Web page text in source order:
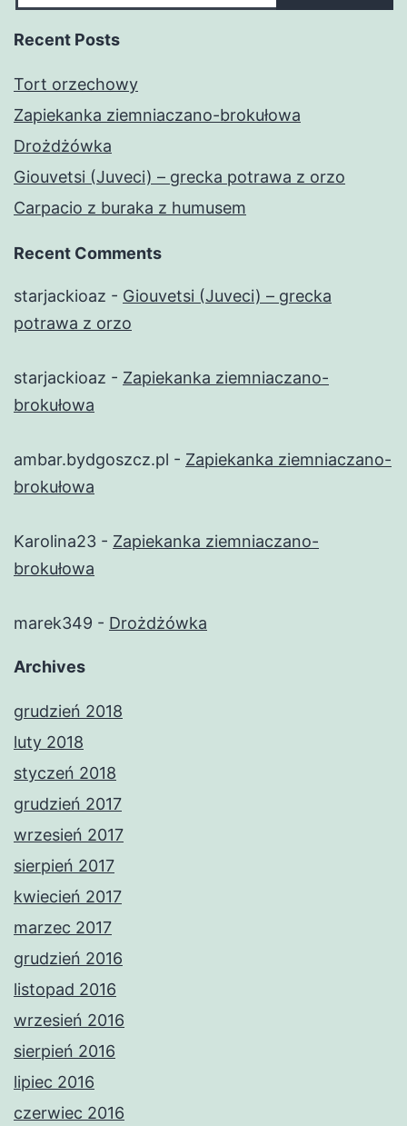
Recent Posts
Tort orzechowy
Zapiekanka ziemniaczano-brokułowa
Drożdżówka
Giouvetsi (Juveci) – grecka potrawa z orzo
Carpacio z buraka z humusem
Recent Comments
starjackioaz - Giouvetsi (Juveci) – grecka
potrawa z orzo
starjackioaz - Zapiekanka ziemniaczano-
brokułowa
ambar.bydgoszcz.pl - Zapiekanka ziemniaczano-
brokułowa
Karolina23 - Zapiekanka ziemniaczano-
brokułowa
marek349 - Drożdżówka
Archives
grudzień 2018
luty 2018
styczeń 2018
grudzień 2017
wrzesień 2017
sierpień 2017
kwiecień 2017
marzec 2017
grudzień 2016
listopad 2016
wrzesień 2016
sierpień 2016
lipiec 2016
czerwiec 2016